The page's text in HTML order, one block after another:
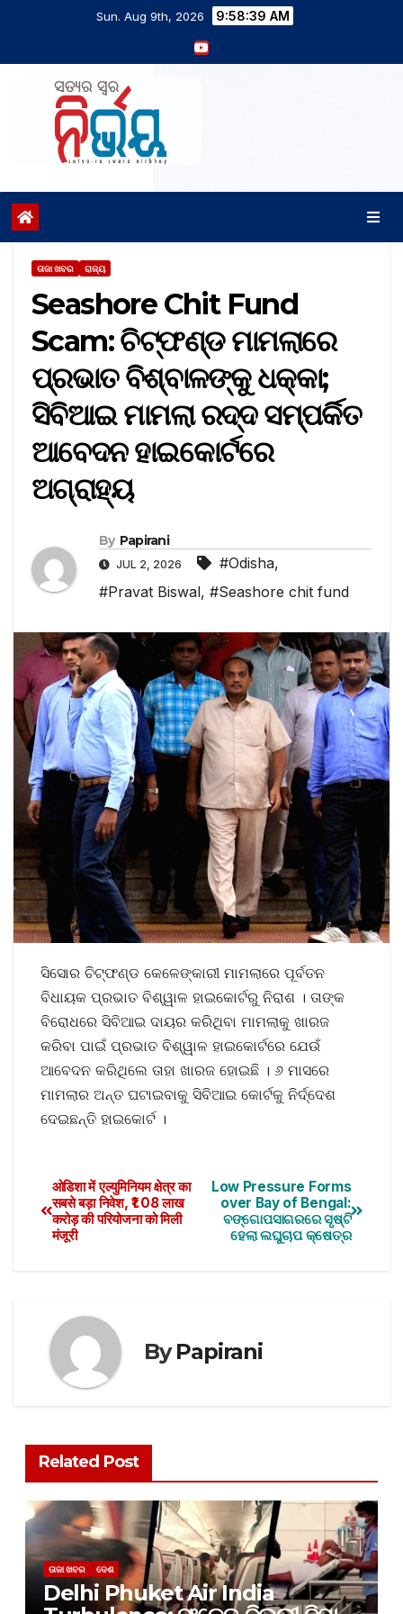
Sun. Aug 9th, 2026 9:58:39 AM
ତାଜା ଖବର ରାଜ୍ୟ
Seashore Chit Fund
Scam: ଚିଟ୍‌ଫଣ୍ଡ ମାମଲାରେ
ପ୍ରଭାତ ବିଶ୍ବାଳଙ୍କୁ ଧକ୍କା;
ସିବିଆଇ ମାମଲା ରଦ୍ଦ ସମ୍ପର୍କିତ
ଆବେଦନ ହାଇକୋର୍ଟରେ
ଅଗ୍ରାହ୍ୟ
By Papirani
JUL 2, 2026 #Odisha,
#Pravat Biswal, #Seashore chit fund
ସିସୋର ଚିଟ୍‌ଫଣ୍ଡ କେଳେଙ୍କାରୀ ମାମଲାରେ ପୂର୍ବତନ
ବିଧାୟକ ପ୍ରଭାତ ବିଶ୍ୱାଳ ହାଇକୋର୍ଟରୁ ନିରାଶ । ତାଙ୍କ
ବିରୋଧରେ ସିବିଆଇ ଦାୟର କରିଥିବା ମାମଲାକୁ ଖାରଜ
କରିବା ପାଇଁ ପ୍ରଭାତ ବିଶ୍ୱାଳ ହାଇକୋର୍ଟରେ ଯେଉଁ
ଆବେଦନ କରିଥିଲେ ତାହା ଖାରଜ ହୋଇଛି । ୬ ମାସରେ
ମାମଲାର ଅନ୍ତ ଘଟାଇବାକୁ ସିବିଆଇ କୋର୍ଟକୁ ନିର୍ଦ୍ଦେଶ
ଦେଇଛନ୍ତି ହାଇକୋର୍ଟ ।
Low Pressure Forms
over Bay of Bengal:
ବଙ୍ଗୋପସାଗରରେ ସୃଷ୍ଟି
ହେଲା ଲଘୁଚାପ କ୍ଷେତ୍ର
ओडिशा में एल्युमिनियम क्षेत्र का
सबसे बड़ा निवेश, ₹1.08 लाख
करोड़ की परियोजना को मिली
मंजूरी
ByPapirani
Related Post
ତାଜା ଖବର ଦେଶ
Delhi Phuket Air India